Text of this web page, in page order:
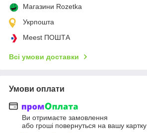
Магазини Rozetka
Укрпошта
Meest ПОШТА
Всі умови доставки
Умови оплати
Ви отримаєте замовлення
або гроші повернуться на вашу картку